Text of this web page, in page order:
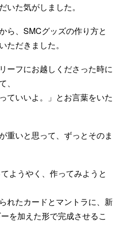
いた気がしました。
ら、SMCグッズの作り方と
ただきました。
ーフにお越しくださった時に
ていいよ。」とお言葉をいた
重いと思って、ずっとそのま
ようやく、作ってみようと
れたカードとマントラに、新
を加えた形で完成させるこ